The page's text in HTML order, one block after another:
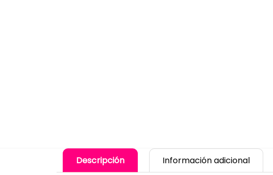
Descripción Información adicional